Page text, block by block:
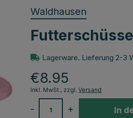
Waldhausen
Lagerware. Lieferung 2-3
€8.95
Inkl. MwSt., zzgl. Versand
+
- In